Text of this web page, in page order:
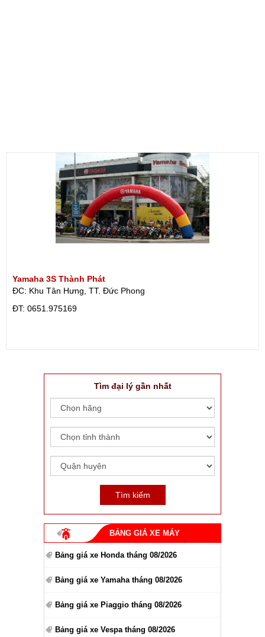
Yamaha 3S Thành Phát
ĐC: Khu Tân Hưng, TT. Đức Phong
ÐT: 0651.975169
Tìm đại lý gần nhất
BẢNG GIÁ XE MÁY
Bảng giá xe Honda tháng 08/2026
Bảng giá xe Yamaha tháng 08/2026
Bảng giá xe Piaggio tháng 08/2026
Bảng giá xe Vespa tháng 08/2026